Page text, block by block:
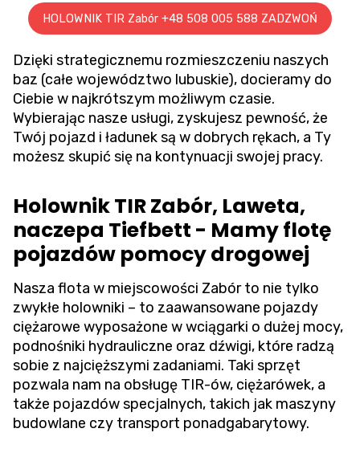
HOLOWNIK TIR Zabór +48 508 005 588 ZADZWOŃ
Dzięki strategicznemu rozmieszczeniu naszych
baz (całe województwo lubuskie), docieramy do
Ciebie w najkrótszym możliwym czasie.
Wybierając nasze usługi, zyskujesz pewność, że
Twój pojazd i ładunek są w dobrych rękach, a Ty
możesz skupić się na kontynuacji swojej pracy.
Holownik TIR Zabór, Laweta,
naczepa Tiefbett - Mamy flotę
pojazdów pomocy drogowej
Nasza flota w miejscowości Zabór to nie tylko
zwykłe holowniki – to zaawansowane pojazdy
ciężarowe wyposażone w wciągarki o dużej mocy,
podnośniki hydrauliczne oraz dźwigi, które radzą
sobie z najcięższymi zadaniami. Taki sprzęt
pozwala nam na obsługę TIR-ów, ciężarówek, a
także pojazdów specjalnych, takich jak maszyny
budowlane czy transport ponadgabarytowy.